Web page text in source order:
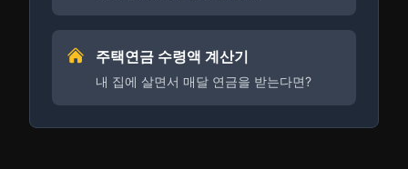
주택연금 수령액 계산기
내 집에 살면서 매달 연금을 받는다면?